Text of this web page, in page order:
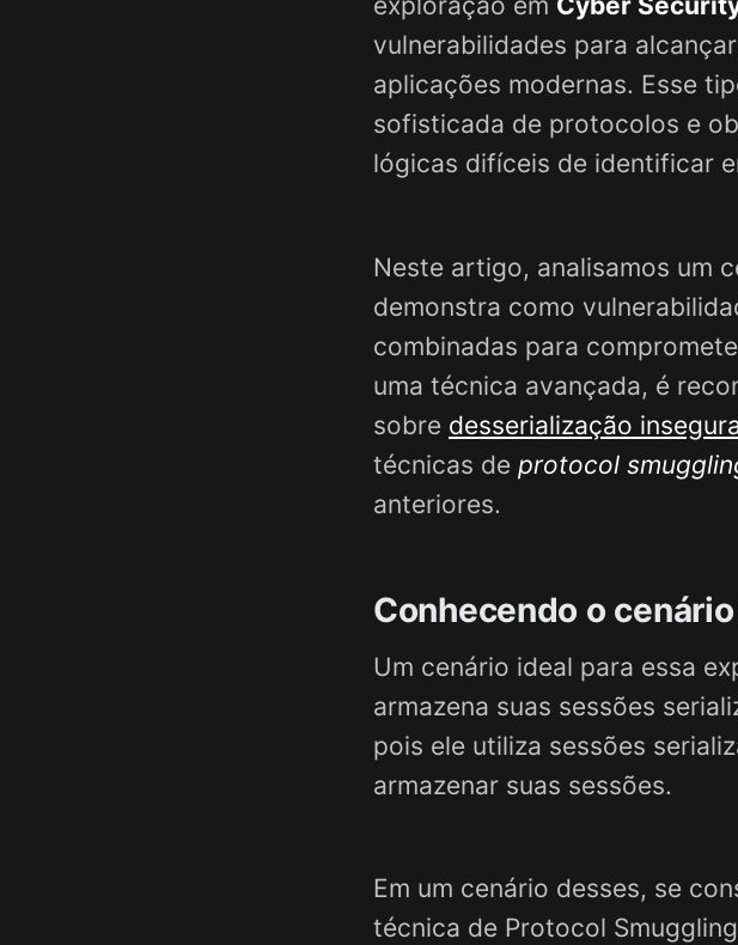
vulnerabilidades para alcançar
aplicações modernas. Esse
sofisticada de protocolos e
lógicas difíceis de identificar
Neste artigo, analisamos um
demonstra como
combinadas para
uma técnica avançada, é
sobre desserialização
técnicas de protocol
anteriores.
Conhecendo o
Um cenário ideal para essa
armazena suas sessões
pois ele utiliza sessões
armazenar suas sessões.
Em um cenário desses, se
técnica de Protocol